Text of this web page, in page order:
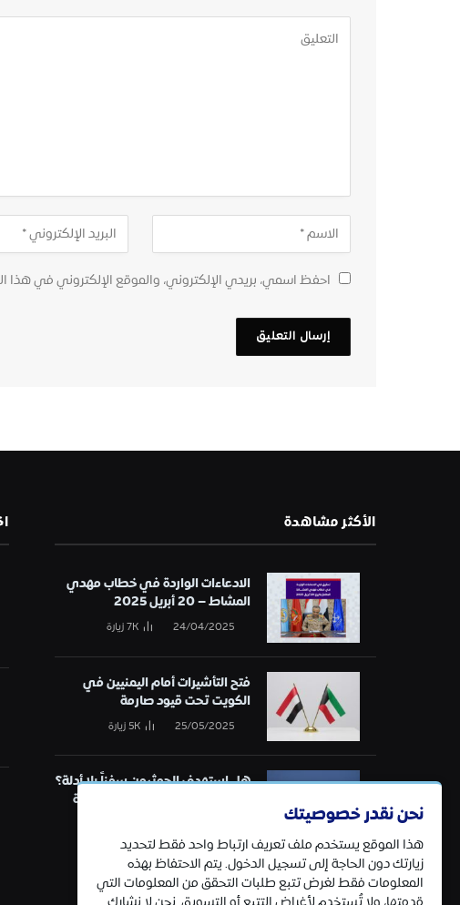
احفظ اسمي، بريدي الإلكتروني، والموقع الإلكتروني في هذا
الأكثر مشاهدة
الادعاءات الواردة في خطاب مهدي
المشاط – 20 أبريل 2025
24/04/2025
7Kزيارة
فتح التأشيرات أمام اليمنيين في
الكويت تحت قيود صارمة
25/05/2025
5Kزيارة
هل استهدف الحوثيون سفناً بلا أدلة؟
تحقيق في قائمة الهجمات البحرية
نحن نقدر خصوصيتك
هذا الموقع يستخدم ملف تعريف ارتباط واحد فقط لتحديد
زيارتك دون الحاجة إلى تسجيل الدخول. يتم الاحتفاظ بهذه
المعلومات فقط لغرض تتبع طلبات التحقق من المعلومات التي